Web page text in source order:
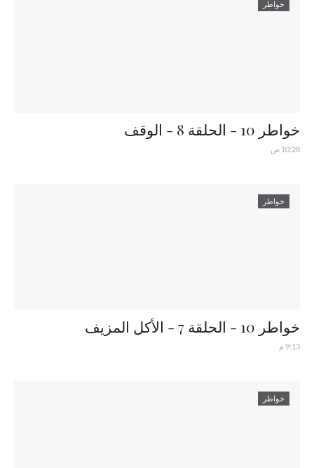
خواطر
خواطر 10 - الحلقة 8 - الوقف
10:28 ص
خواطر
خواطر 10 - الحلقة 7 - الأكل المزيف
9:13 م
خواطر